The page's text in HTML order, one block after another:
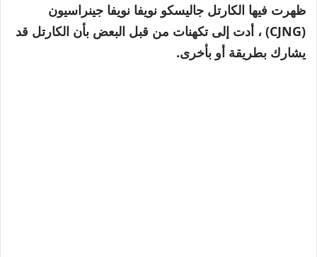
ظهرت فيها الكارتل جاليسكو نويفا نويفا جينراسيون
(CJNG) ، أدت إلى تكهنات من قبل البعض بأن الكارتل قد
يشارك بطريقة أو بأخرى.